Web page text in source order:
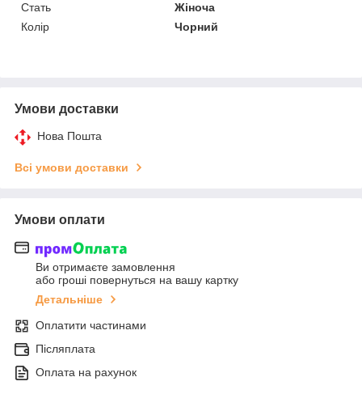
Стать
Жіноча
Колір
Чорний
Умови доставки
Нова Пошта
Всі умови доставки
Умови оплати
Ви отримаєте замовлення
або гроші повернуться на вашу картку
Детальніше
Оплатити частинами
Післяплата
Оплата на рахунок